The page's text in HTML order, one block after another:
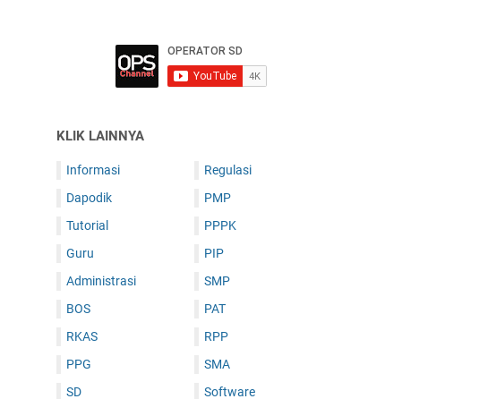
KLIK LAINNYA
Informasi
Dapodik
Tutorial
Guru
Administrasi
BOS
RKAS
PPG
SD
Regulasi
PMP
PPPK
PIP
SMP
PAT
RPP
SMA
Software